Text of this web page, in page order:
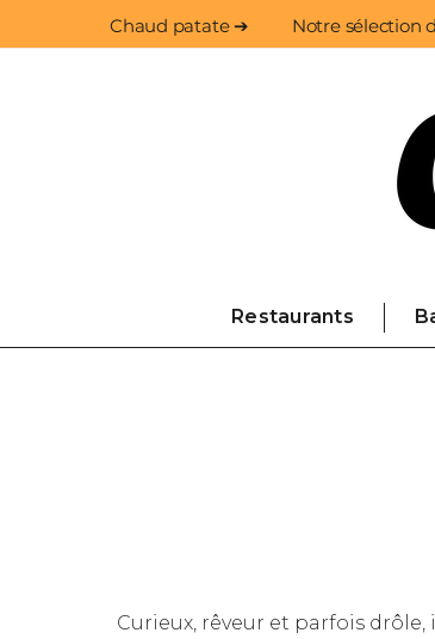
Chaud patate ➔ Notre sélection
Restaurants
Curieux, rêveur et parfois